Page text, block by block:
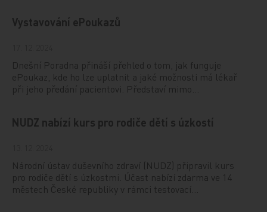
Vystavování ePoukazů
Dnešní Poradna přináší přehled o tom, jak funguje
ePoukaz, kde ho lze uplatnit a jaké možnosti má lékař
při jeho předání pacientovi. Představí mimo…
NUDZ nabízí kurs pro rodiče dětí s úzkostí
Národní ústav duševního zdraví (NUDZ) připravil kurs
pro rodiče dětí s úzkostmi. Účast nabízí zdarma ve 14
městech České republiky v rámci testovací…